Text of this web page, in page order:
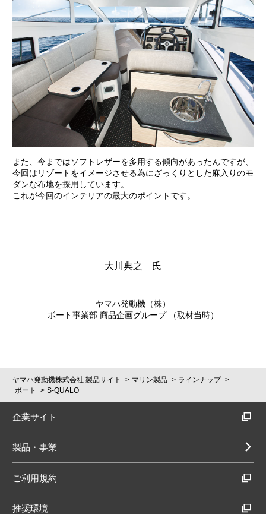
また、今まではソフトレザーを多用する傾向があったんですが、
今回はリゾートをイメージさせる為にざっくりとした麻入りのモ
ダンな布地を採用しています。
これが今回のインテリアの最大のポイントです。
大川典之 氏
ヤマハ発動機（株）
ボート事業部 商品企画グループ （取材当時）
ヤマハ発動機株式会社 製品サイト マリン製品
ラインナップ
ボート
S-QUALO
企業サイト
製品・事業
ご利用規約
推奨環境